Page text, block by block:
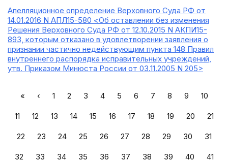
Апелляционное определение Верховного Суда РФ от
14.01.2016 N АПЛ15-580 <Об оставлении без изменения
Решения Верховного Суда РФ от 12.10.2015 N АКПИ15-
893, которым отказано в удовлетворении заявления о
признании частично недействующим пункта 148 Правил
внутреннего распорядка исправительных учреждений,
утв. Приказом Минюста России от 03.11.2005 N 205>
« ‹ 1 2 3 4 5 6 7 8 9 10
11 12 13 14 15 16 17 18 19 20 21
22 23 24 25 26 27 28 29 30 31
32 33 34 35 36 37 38 39 40 41